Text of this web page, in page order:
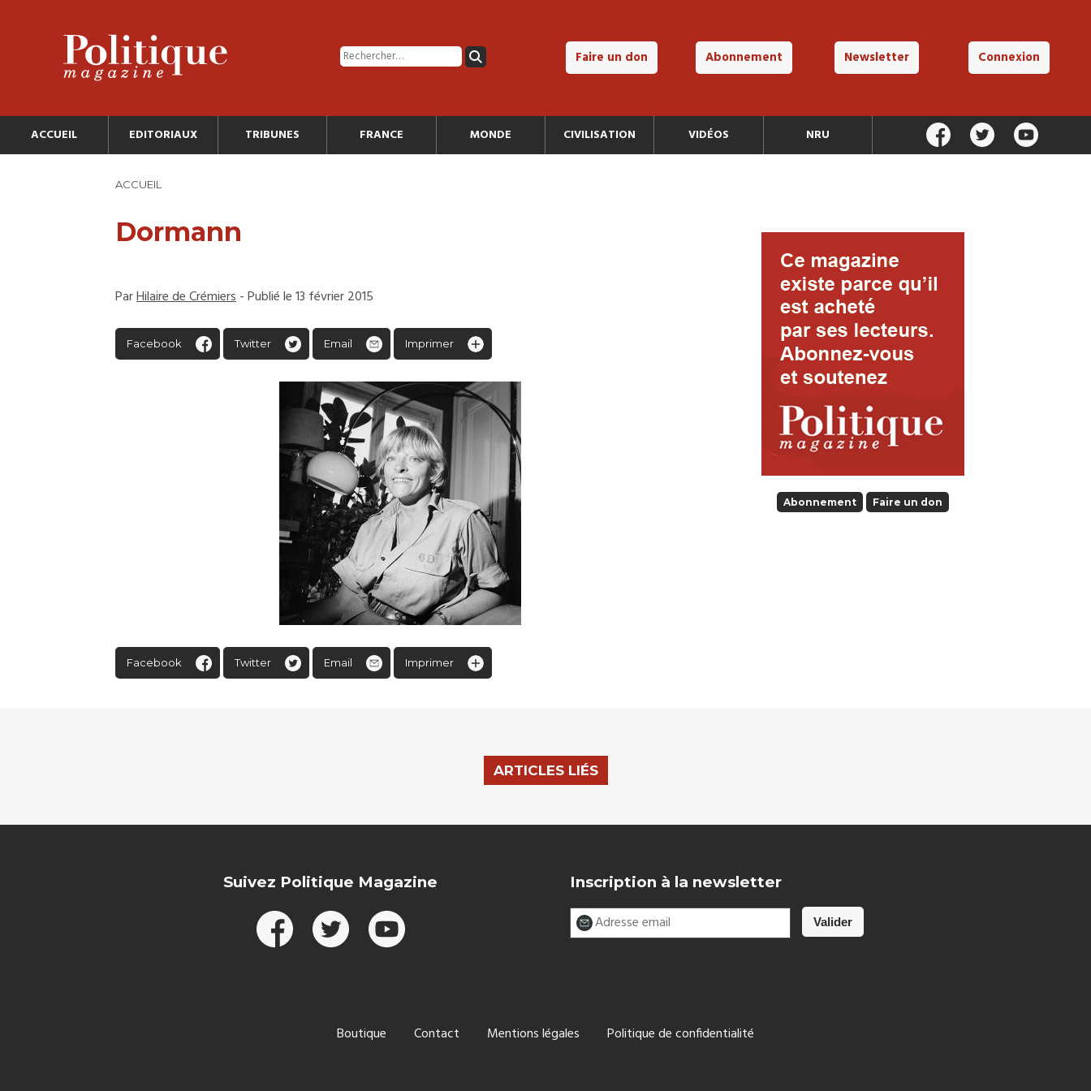
Faire un don Abonnement Newsletter Connexion
ACCUEIL EDITORIAUX TRIBUNES FRANCE MONDE CIVILISATION VIDÉOS NRU
ACCUEIL
Dormann
ParHilaire de Crémiers- Publié le 13 février 2015
Facebook Twitter Email Imprimer
Facebook Twitter Email Imprimer
Abonnement Faire un don
ARTICLES LIÉS
Suivez Politique Magazine Inscription à la newsletter
Boutique Contact Mentions légales Politique de confidentialité